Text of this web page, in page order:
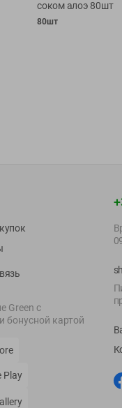
соком алоэ 80шт
80шт
Green c
бонусной картой
Play